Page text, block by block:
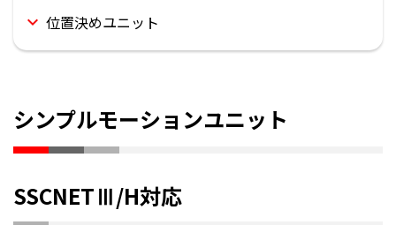
位置決めユニット
シンプルモーションユニット
SSCNETⅢ/H対応